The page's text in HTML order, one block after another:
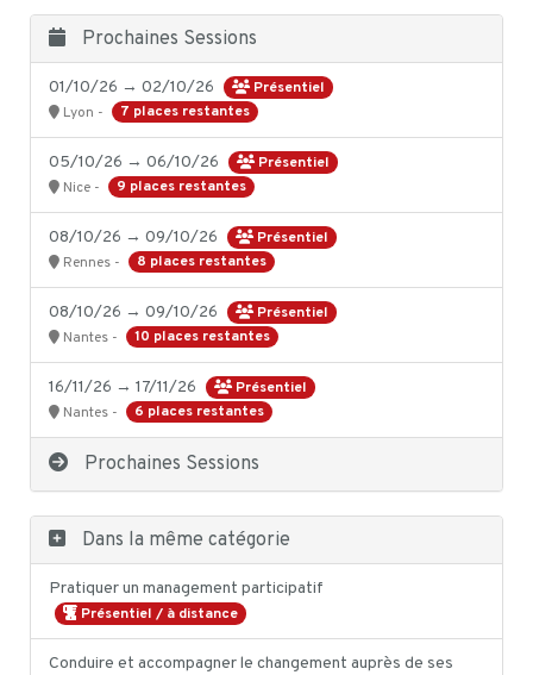
Prochaines Sessions
01/10/26 → 02/10/26
Présentiel
Lyon -
7 places restantes
05/10/26 → 06/10/26
Présentiel
Nice -
9 places restantes
08/10/26 → 09/10/26
Présentiel
Rennes -
8 places restantes
08/10/26 → 09/10/26
Présentiel
Nantes -
10 places restantes
16/11/26 → 17/11/26
Présentiel
Nantes -
6 places restantes
Prochaines Sessions
Dans la même catégorie
Pratiquer un management participatif
Présentiel / à distance
Conduire et accompagner le changement auprès de ses